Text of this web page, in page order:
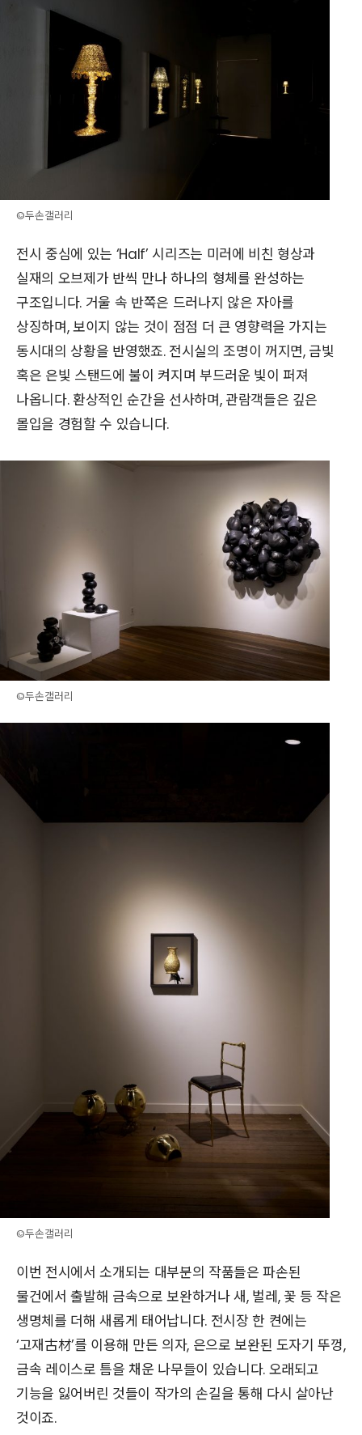
©두손갤러리
전시 중심에 있는 ‘Half’ 시리즈는 미러에 비친 형상과
실재의 오브제가 반씩 만나 하나의 형체를 완성하는
구조입니다. 거울 속 반쪽은 드러나지 않은 자아를
상징하며, 보이지 않는 것이 점점 더 큰 영향력을 가지는
동시대의 상황을 반영했죠. 전시실의 조명이 꺼지면, 금빛
혹은 은빛 스탠드에 불이 켜지며 부드러운 빛이 퍼져
나옵니다. 환상적인 순간을 선사하며, 관람객들은 깊은
몰입을 경험할 수 있습니다.
©두손갤러리
©두손갤러리
이번 전시에서 소개되는 대부분의 작품들은 파손된
물건에서 출발해 금속으로 보완하거나 새, 벌레, 꽃 등 작은
생명체를 더해 새롭게 태어납니다. 전시장 한 켠에는
‘고재古材’를 이용해 만든 의자, 은으로 보완된 도자기 뚜껑,
금속 레이스로 틈을 채운 나무들이 있습니다. 오래되고
기능을 잃어버린 것들이 작가의 손길을 통해 다시 살아난
것이죠.